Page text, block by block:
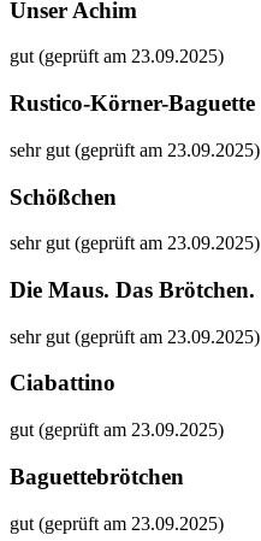
Unser Achim
gut (geprüft am 23.09.2025)
Rustico-Körner-Baguette
sehr gut (geprüft am 23.09.2025)
Schößchen
sehr gut (geprüft am 23.09.2025)
Die Maus. Das Brötchen.
sehr gut (geprüft am 23.09.2025)
Ciabattino
gut (geprüft am 23.09.2025)
Baguettebrötchen
gut (geprüft am 23.09.2025)